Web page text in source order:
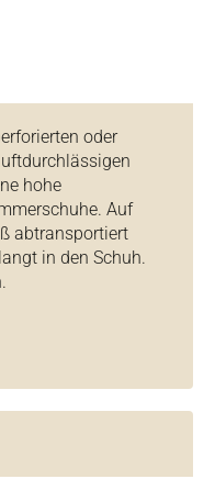
oder
hohe
Auf
abtransportiert
in den Schuh.